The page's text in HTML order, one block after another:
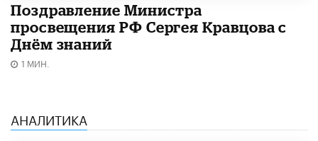
Поздравление Министра
просвещения РФ Сергея Кравцова с
Днём знаний
1 МИН.
АНАЛИТИКА